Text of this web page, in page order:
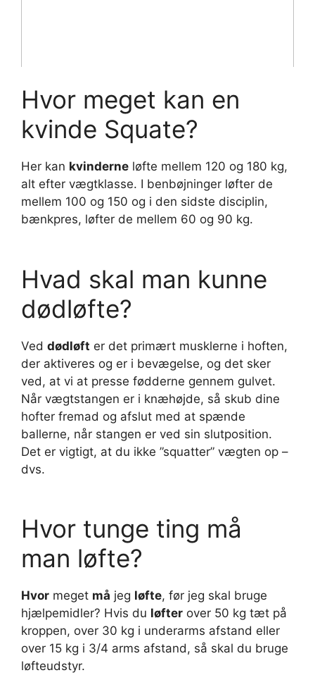
Hvor meget kan en
kvinde Squate?
Her kan kvinderne løfte mellem 120 og 180 kg,
alt efter vægtklasse. I benbøjninger løfter de
mellem 100 og 150 og i den sidste disciplin,
bænkpres, løfter de mellem 60 og 90 kg.
Hvad skal man kunne
dødløfte?
Ved dødløft er det primært musklerne i hoften,
der aktiveres og er i bevægelse, og det sker
ved, at vi at presse fødderne gennem gulvet.
Når vægtstangen er i knæhøjde, så skub dine
hofter fremad og afslut med at spænde
ballerne, når stangen er ved sin slutposition.
Det er vigtigt, at du ikke ”squatter” vægten op –
dvs.
Hvor tunge ting må
man løfte?
Hvor meget må jeg løfte, før jeg skal bruge
hjælpemidler? ​Hvis du løfter over 50 kg tæt på
kroppen, over 30 kg i underarms afstand eller
over 15 kg i 3/4 arms afstand, så skal du bruge
løfteudstyr.